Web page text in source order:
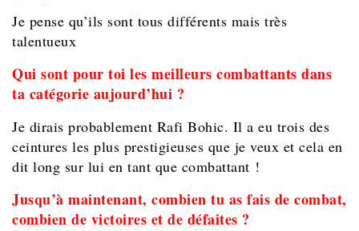
Je pense qu’ils sont tous différents mais très
talentueux
Qui sont pour toi les meilleurs combattants dans
ta catégorie aujourd’hui ?
Je dirais probablement Rafi Bohic. Il a eu trois des
ceintures les plus prestigieuses que je veux et cela en
dit long sur lui en tant que combattant !
Jusqu’à maintenant, combien tu as fais de combat,
combien de victoires et de défaites ?